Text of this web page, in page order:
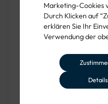
Marketing-Cookies
Durch Klicken auf
erklären Sie Ihr
Verwendung der
gewährleisten eine
auch bei Dunkelheit und
Witterungsbedingungen.
Einfache